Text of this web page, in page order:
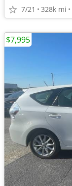
7/21 328k mi
$7,995